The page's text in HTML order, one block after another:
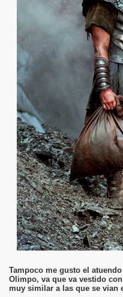
Tampoco me gusto el
Olimpo, va que va vestido
muy similar a las que se vian